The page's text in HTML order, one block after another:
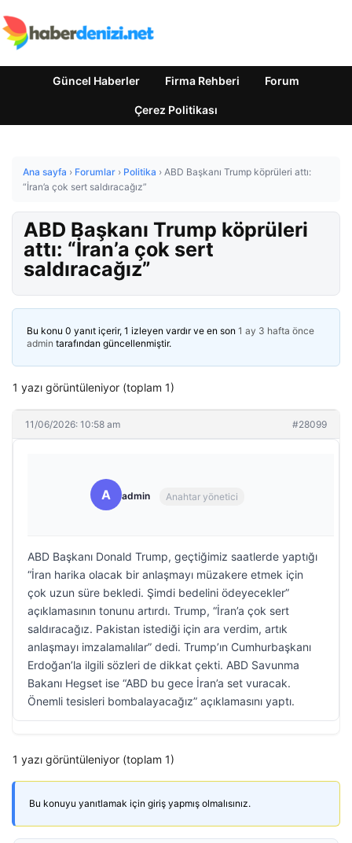
Güncel Haberler Firma Rehberi Forum
Çerez Politikası
Ana sayfa › Forumlar › Politika › ABD Başkanı Trump köprüleri attı:
“İran’a çok sert saldıracağız”
ABD Başkanı Trump köprüleri
attı: “İran’a çok sert
saldıracağız”
Bu konu 0 yanıt içerir, 1 izleyen vardır ve en son 1 ay 3 hafta önce
admin tarafından güncellenmiştir.
1 yazı görüntüleniyor (toplam 1)
11/06/2026: 10:58 am #28099
A admin Anahtar yönetici
ABD Başkanı Donald Trump, geçtiğimiz saatlerde yaptığı
“İran harika olacak bir anlaşmayı müzakere etmek için
çok uzun süre bekledi. Şimdi bedelini ödeyecekler”
açıklamasının tonunu artırdı. Trump, “İran’a çok sert
saldıracağız. Pakistan istediği için ara verdim, artık
anlaşmayı imzalamalılar” dedi. Trump’ın Cumhurbaşkanı
Erdoğan’la ilgili sözleri de dikkat çekti. ABD Savunma
Bakanı Hegset ise “ABD bu gece İran’a set vuracak.
Önemli tesisleri bombalayacağız” açıklamasını yaptı.
1 yazı görüntüleniyor (toplam 1)
Bu konuyu yanıtlamak için giriş yapmış olmalısınız.